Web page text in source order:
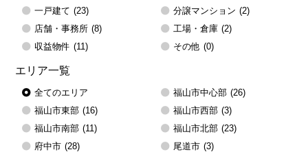
一戸建て (23) 分譲マンション (2)
店舗・事務所 (8) 工場・倉庫 (2)
収益物件 (11) その他 (0)
エリア一覧
全てのエリア
福山市東部 (16) 福山市西部 (3)
福山市南部 (11) 福山市北部 (23)
福山市中心部 (26)
府中市 (28) 尾道市 (3)